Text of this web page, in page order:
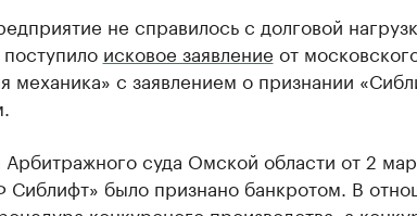
не справилось с долговой
исковое заявление от
механика» с заявлением о признании
суда Омской области от 2
было признано банкротом. В